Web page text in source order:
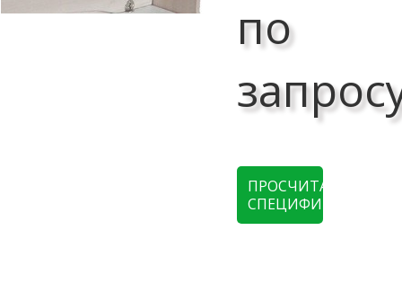
по
ПРОСЧИТАТЬ
СПЕЦИФИКАЦИЮ